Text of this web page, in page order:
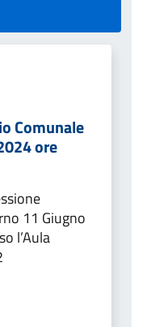
Comunale
ore
11 Giugno
l’Aula